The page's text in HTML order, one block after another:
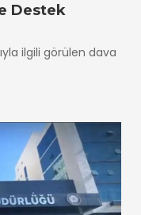
Destek
ilgili görülen dava